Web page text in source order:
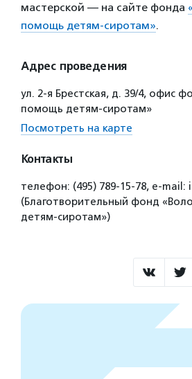
мастерской — на сайте фонда
помощь детям-сиротам».
Адрес проведения
ул. 2-я Брестская, д. 39/4, офис
помощь детям-сиротам»
Посмотреть на карте
Контакты
телефон: (495) 789-15-78, e-
(Благотворительный фонд
детям-сиротам»)